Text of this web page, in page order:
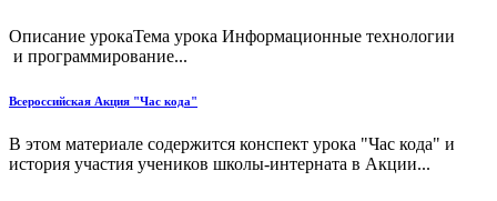
Описание урокаТема урока Информационные технологии
и программирование...
Всероссийская Акция "Час кода"
В этом материале содержится конспект урока "Час кода" и
история участия учеников школы-интерната в Акции...